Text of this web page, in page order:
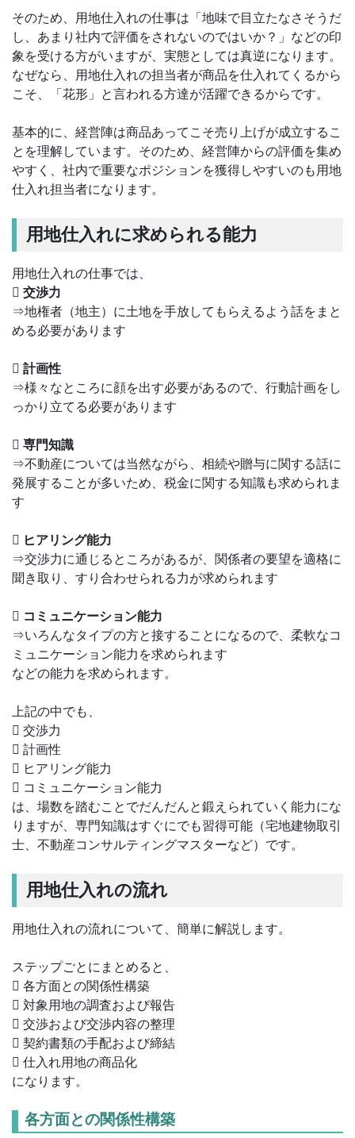
そのため、用地仕入れの仕事は「地味で目立たなさそうだ
し、あまり社内で評価をされないのではいか？」などの印
象を受ける方がいますが、実態としては真逆になります。
なぜなら、用地仕入れの担当者が商品を仕入れてくるから
こそ、「花形」と言われる方達が活躍できるからです。
基本的に、経営陣は商品あってこそ売り上げが成立するこ
とを理解しています。そのため、経営陣からの評価を集め
やすく、社内で重要なポジションを獲得しやすいのも用地
仕入れ担当者になります。
用地仕入れに求められる能力
用地仕入れの仕事では、
 交渉力
⇒地権者（地主）に土地を手放してもらえるよう話をまと
める必要があります
 計画性
⇒様々なところに顔を出す必要があるので、行動計画をし
っかり立てる必要があります
 専門知識
⇒不動産については当然ながら、相続や贈与に関する話に
発展することが多いため、税金に関する知識も求められま
す
 ヒアリング能力
⇒交渉力に通じるところがあるが、関係者の要望を適格に
聞き取り、すり合わせられる力が求められます
 コミュニケーション能力
⇒いろんなタイプの方と接することになるので、柔軟なコ
ミュニケーション能力を求められます
などの能力を求められます。
上記の中でも、
 交渉力
 計画性
 ヒアリング能力
 コミュニケーション能力
は、場数を踏むことでだんだんと鍛えられていく能力にな
りますが、専門知識はすぐにでも習得可能（宅地建物取引
士、不動産コンサルティングマスターなど）です。
用地仕入れの流れ
用地仕入れの流れについて、簡単に解説します。
ステップごとにまとめると、
 各方面との関係性構築
 対象用地の調査および報告
 交渉および交渉内容の整理
 契約書類の手配および締結
 仕入れ用地の商品化
になります。
各方面との関係性構築